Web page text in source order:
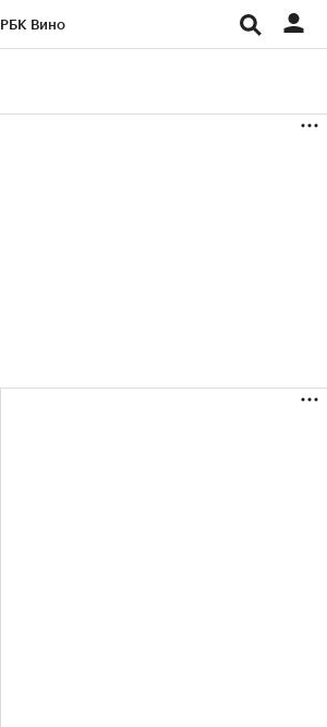
РБК Вино